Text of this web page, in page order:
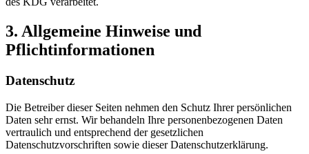
3. Allgemeine Hinweise und
Pflichtinformationen
Datenschutz
Die Betreiber dieser Seiten nehmen den Schutz Ihrer persönlichen
Daten sehr ernst. Wir behandeln Ihre personenbezogenen Daten
vertraulich und entsprechend der gesetzlichen
Datenschutzvorschriften sowie dieser Datenschutzerklärung.